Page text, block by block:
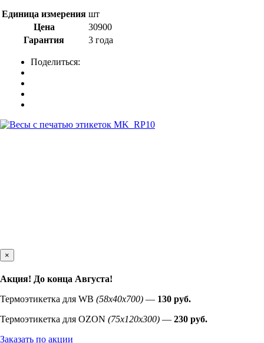
Единица измерения шт
Цена
30900
Гарантия
3 года
Поделиться:
×
Акция! До конца Августа!
Термоэтикетка для WB (58х40х700) — 130 руб.
Термоэтикетка для OZON (75х120х300) — 230 руб.
Заказать по акции